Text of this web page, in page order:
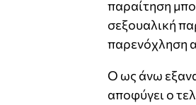
παραίτηση
σεξουαλική
παρενόχληση
Ο ως άνω
αποφύγει ο